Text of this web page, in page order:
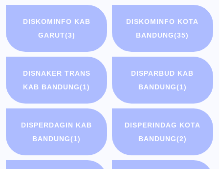
DISKOMINFO KAB
GARUT(3)
DISKOMINFO KOTA
BANDUNG(35)
DISNAKER TRANS
KAB BANDUNG(1)
DISPARBUD KAB
BANDUNG(1)
DISPERDAGIN KAB
BANDUNG(1)
DISPERINDAG KOTA
BANDUNG(2)